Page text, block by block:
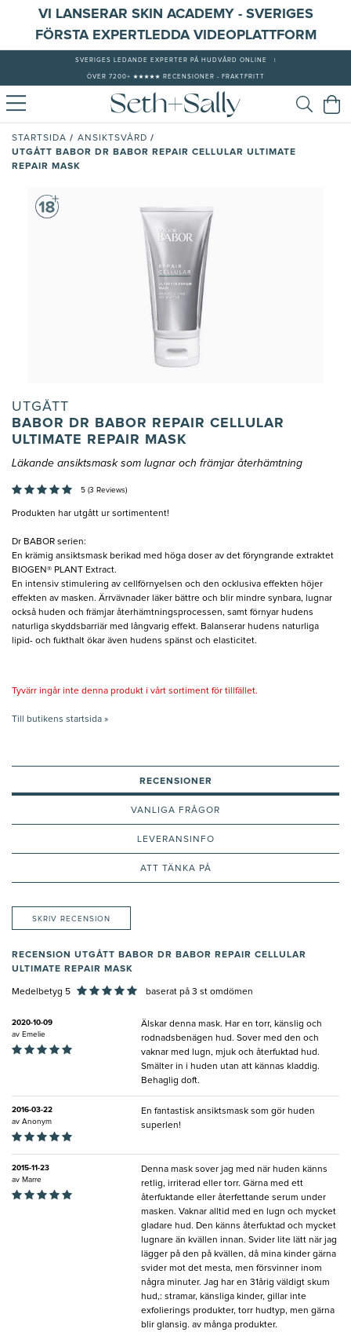
VI LANSERAR SKIN ACADEMY - SVERIGES
FÖRSTA EXPERTLEDDA VIDEOPLATTFORM
SVERIGES LEDANDE EXPERTER PÅ HUDVÅRD ONLINE
ÖVER 7200+ ★★★★★ RECENSIONER - FRAKTFRITT
STARTSIDA / ANSIKTSVÅRD /
UTGÅTT BABOR DR BABOR REPAIR CELLULAR ULTIMATE
REPAIR MASK
UTGÅTT
BABOR DR BABOR REPAIR CELLULAR
ULTIMATE REPAIR MASK
Läkande ansiktsmask som lugnar och främjar återhämtning
5 (3 Reviews)
Produkten har utgått ur sortimentent!
Dr BABOR serien:
En krämig ansiktsmask berikad med höga doser av det föryngrande extraktet
BIOGEN® PLANT Extract.
En intensiv stimulering av cellförnyelsen och den ocklusiva effekten höjer
effekten av masken. Ärrvävnader läker bättre och blir mindre synbara, lugnar
också huden och främjar återhämtningsprocessen, samt förnyar hudens
naturliga skyddsbarriär med långvarig effekt. Balanserar hudens naturliga
lipid- och fukthalt ökar även hudens spänst och elasticitet.
Tyvärr ingår inte denna produkt i vårt sortiment för tillfället.
Till butikens startsida »
RECENSIONER
VANLIGA FRÅGOR
LEVERANSINFO
ATT TÄNKA PÅ
SKRIV RECENSION
RECENSION UTGÅTT BABOR DR BABOR REPAIR CELLULAR
ULTIMATE REPAIR MASK
Medelbetyg 5 baserat på 3 st omdömen
2020-10-09
av Emelie
Älskar denna mask. Har en torr, känslig och
rodnadsbenägen hud. Sover med den och
vaknar med lugn, mjuk och återfuktad hud.
Smälter in i huden utan att kännas kladdig.
Behaglig doft.
2016-03-22
av Anonym
En fantastisk ansiktsmask som gör huden
superlen!
2015-11-23
av Marre
Denna mask sover jag med när huden känns
retlig, irriterad eller torr. Gärna med ett
återfuktande eller återfettande serum under
masken. Vaknar alltid med en lugn och mycket
gladare hud. Den känns återfuktad och mycket
lugnare än kvällen innan. Svider lite lätt när jag
lägger på den på kvällen, då mina kinder gärna
svider mot det mesta, men försvinner inom
några minuter. Jag har en 31årig väldigt skum
hud,: stramar, känsliga kinder, gillar inte
exfolierings produkter, torr hudtyp, men gärna
blir glansig. av många produkter.